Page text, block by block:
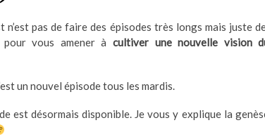
n’est pas de faire des épisodes très longs mais juste
vous amener à cultiver une nouvelle vision
un nouvel épisode tous les mardis.
est désormais disponible. Je vous y explique la